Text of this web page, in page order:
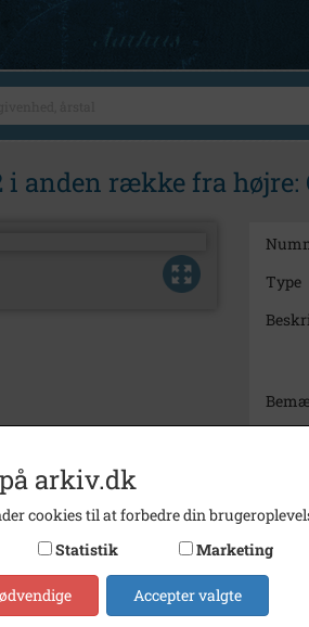
anden række fra højre:
Type
Se på
arkiv.dk
cookies til at forbedre din
Statistik Marketing
Accepter valgte